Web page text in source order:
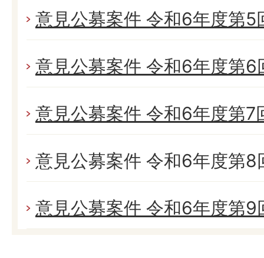
意見公募案件 令和6年度第
意見公募案件 令和6年度第
意見公募案件 令和6年度第
意見公募案件 令和6年度第
意見公募案件 令和6年度第